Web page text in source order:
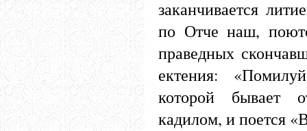
заканчивается
по Отче наш,
праведных
ектения:
которой бывает
кадилом, и поется